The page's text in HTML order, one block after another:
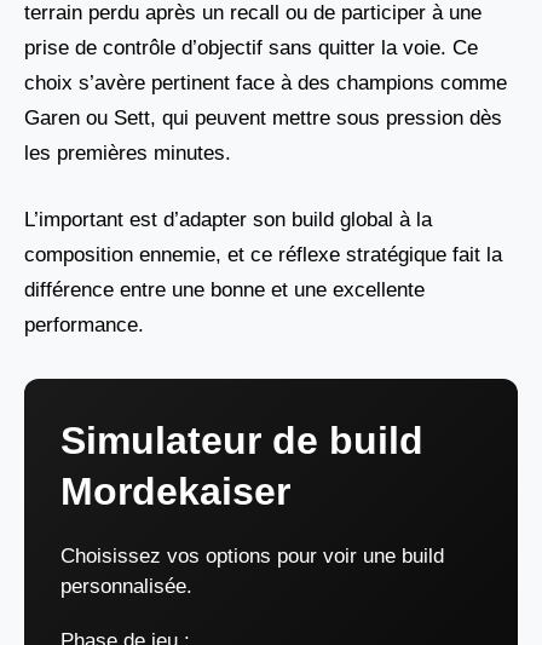
terrain perdu après un recall ou de participer à une
prise de contrôle d’objectif sans quitter la voie. Ce
choix s’avère pertinent face à des champions comme
Garen ou Sett, qui peuvent mettre sous pression dès
les premières minutes.
L’important est d’adapter son build global à la
composition ennemie, et ce réflexe stratégique fait la
différence entre une bonne et une excellente
performance.
Simulateur de build
Mordekaiser
Choisissez vos options pour voir une build
personnalisée.
Phase de jeu :